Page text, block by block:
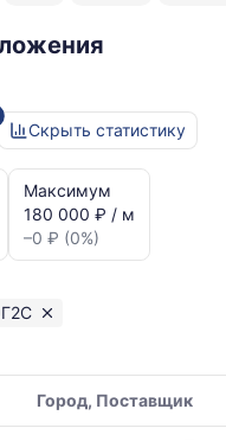
Скрыть статистику
Максимум
180 000 ₽ / м
–0 ₽ (0%)
Город, Поставщик